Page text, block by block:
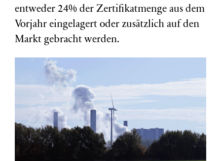
entweder 24% der Zertifikatmenge aus dem
Vorjahr eingelagert oder zusätzlich auf den
Markt gebracht werden.